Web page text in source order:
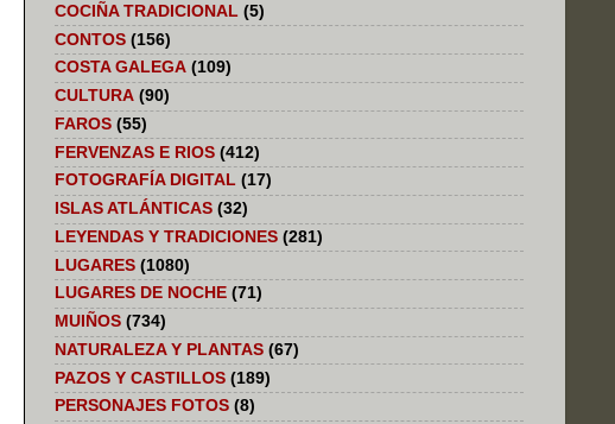
COCIÑA TRADICIONAL (5)
CONTOS (156)
COSTA GALEGA (109)
CULTURA (90)
FAROS (55)
FERVENZAS E RIOS (412)
FOTOGRAFÍA DIGITAL (17)
ISLAS ATLÁNTICAS (32)
LEYENDAS Y TRADICIONES (281)
LUGARES (1080)
LUGARES DE NOCHE (71)
MUIÑOS (734)
NATURALEZA Y PLANTAS (67)
PAZOS Y CASTILLOS (189)
PERSONAJES FOTOS (8)